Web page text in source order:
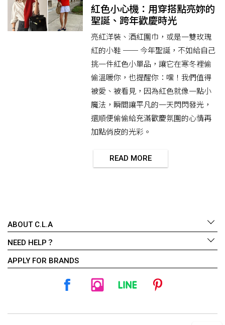
紅色小心機：用穿搭點亮妳的
聖誕、跨年歡慶時光
亮紅洋裝、酒紅圍巾，或是一雙玫瑰
紅的小鞋 ── 今年聖誕，不如給自己
挑一件紅色小單品，讓它在寒冬裡偷
偷溫暖你，也提醒你：嘿！我們值得
被愛、被看見，因為紅色就像一點小
魔法，瞬間讓平凡的一天閃閃發光，
還順便偷偷給充滿歡慶氛圍的心情再
加點俏皮的光彩。
READ MORE
ABOUT C.L.A
NEED HELP？
APPLY FOR BRANDS